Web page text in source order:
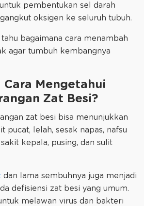
pembentukan sel darah
oksigen ke seluruh tubuh.
bagaimana cara menambah
agar tumbuh kembangnya
Cara Mengetahui
Zat Besi?
zat besi bisa menunjukkan
pucat, lelah, sesak napas, nafsu
kepala, pusing, dan sulit
dan lama sembuhnya juga menjadi
defisiensi zat besi yang umum.
melawan virus dan bakteri